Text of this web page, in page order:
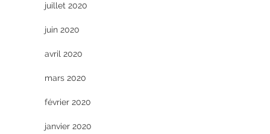
juillet 2020
juin 2020
avril 2020
mars 2020
février 2020
janvier 2020